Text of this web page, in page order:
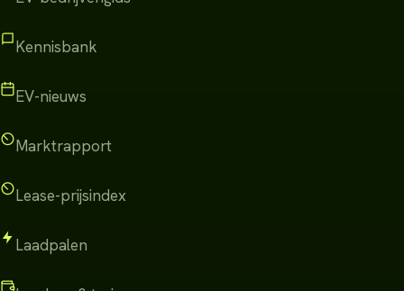
Kennisbank
EV-nieuws
Marktrapport
Lease-prijsindex
Laadpalen